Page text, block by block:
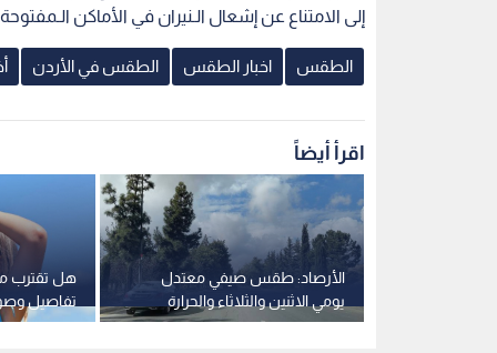
إلى الامتناع عن إشعال الـنيران في الأماكن
الطقس اخبار الطقس الطقس في الأردن
اقرأ أيضاً
هل تقترب
تفاصيل
الأردن
الأرصاد: طقس صيفي معتدل
يومي الاثنين والثلاثاء والحرارة
تسجل 32 مئوية